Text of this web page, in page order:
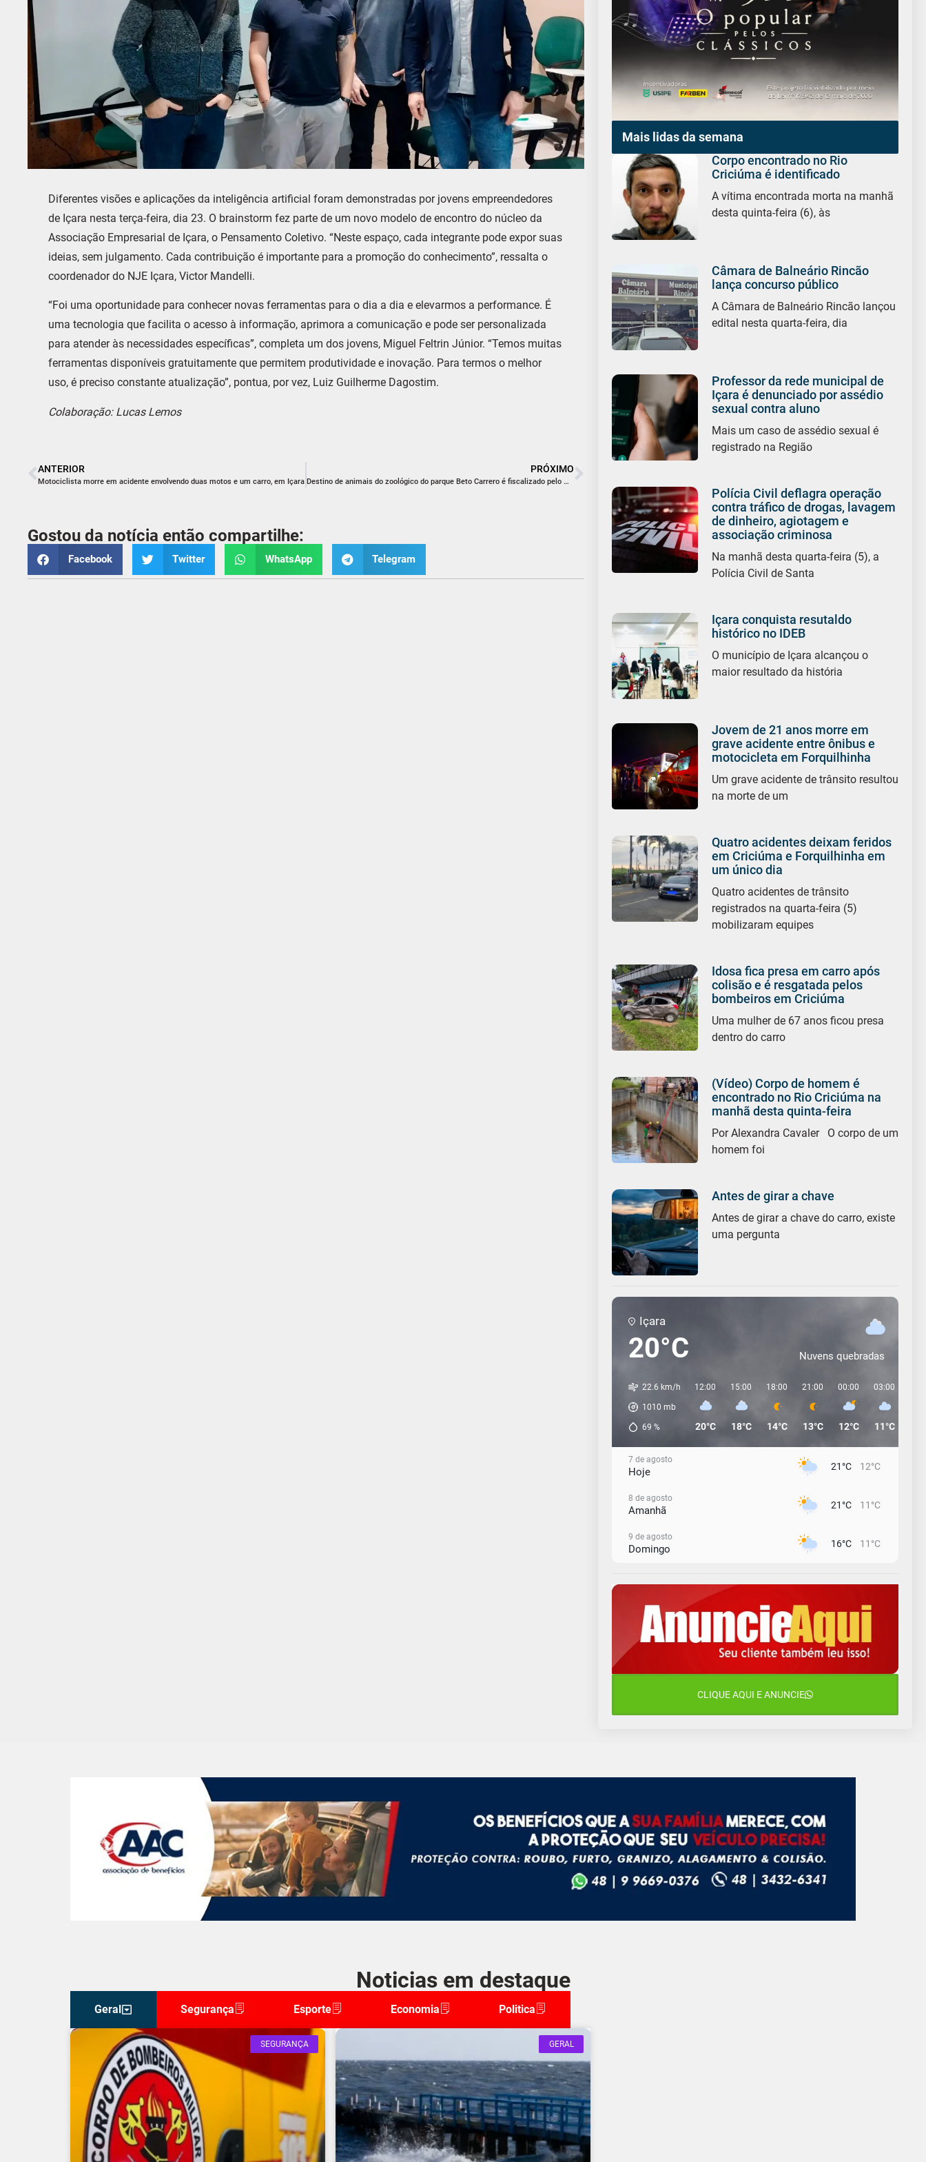
Diferentes visões e aplicações da inteligência artificial foram demonstradas por jovens empreendedores
de Içara nesta terça-feira, dia 23. O brainstorm fez parte de um novo modelo de encontro do núcleo da
Associação Empresarial de Içara, o Pensamento Coletivo. “Neste espaço, cada integrante pode expor suas
ideias, sem julgamento. Cada contribuição é importante para a promoção do conhecimento”, ressalta o
coordenador do NJE Içara, Victor Mandelli.
“Foi uma oportunidade para conhecer novas ferramentas para o dia a dia e elevarmos a performance. É
uma tecnologia que facilita o acesso à informação, aprimora a comunicação e pode ser personalizada
para atender às necessidades específicas”, completa um dos jovens, Miguel Feltrin Júnior. “Temos muitas
ferramentas disponíveis gratuitamente que permitem produtividade e inovação. Para termos o melhor
uso, é preciso constante atualização”, pontua, por vez, Luiz Guilherme Dagostim.
Colaboração: Lucas Lemos
ANTERIOR
Motociclista morre em acidente envolvendo duas motos e um carro, em Içara
PRÓXIMO
Destino de animais do zoológico do parque Beto Carrero é fiscalizado pelo MPSC
Gostou da notícia então compartilhe:
Facebook Twitter WhatsApp Telegram
Mais lidas da semana
Corpo encontrado no Rio
Criciúma é identificado
A vítima encontrada morta na manhã
desta quinta-feira (6), às
Câmara de Balneário Rincão
lança concurso público
A Câmara de Balneário Rincão lançou
edital nesta quarta-feira, dia
Professor da rede municipal de
Içara é denunciado por assédio
sexual contra aluno
Mais um caso de assédio sexual é
registrado na Região
Polícia Civil deflagra operação
contra tráfico de drogas, lavagem
de dinheiro, agiotagem e
associação criminosa
Na manhã desta quarta-feira (5), a
Polícia Civil de Santa
Içara conquista resutaldo
histórico no IDEB
O município de Içara alcançou o
maior resultado da história
Jovem de 21 anos morre em
grave acidente entre ônibus e
motocicleta em Forquilhinha
Um grave acidente de trânsito resultou
na morte de um
Quatro acidentes deixam feridos
em Criciúma e Forquilhinha em
um único dia
Quatro acidentes de trânsito
registrados na quarta-feira (5)
mobilizaram equipes
Idosa fica presa em carro após
colisão e é resgatada pelos
bombeiros em Criciúma
Uma mulher de 67 anos ficou presa
dentro do carro
(Vídeo) Corpo de homem é
encontrado no Rio Criciúma na
manhã desta quinta-feira
Por Alexandra Cavaler O corpo de um
homem foi
Antes de girar a chave
Antes de girar a chave do carro, existe
uma pergunta
Içara
20°C Nuvens quebradas
22.6 km/h
1010 mb
69 %
12:00
20°C
15:00
18°C
18:00
14°C
21:00
13°C
00:00
12°C
03:00
11°C
7 de agosto
Hoje 21°C 12°C
8 de agosto
Amanhã 21°C 11°C
9 de agosto
Domingo 16°C 11°C
Segunda-Feira 15°C 11°C
11 de agosto
Terça-Feira
12 de agosto
14°C 11°C
CLIQUE AQUI E ANUNCIE
Noticias em destaque
Geral Segurança Esporte Economia Politica
SEGURANÇA GERAL